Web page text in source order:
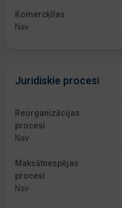
Komercķīlas
Nav
Juridiskie procesi
Reorganizācijas
procesi
Nav
Maksātnespējas
procesi
Nav